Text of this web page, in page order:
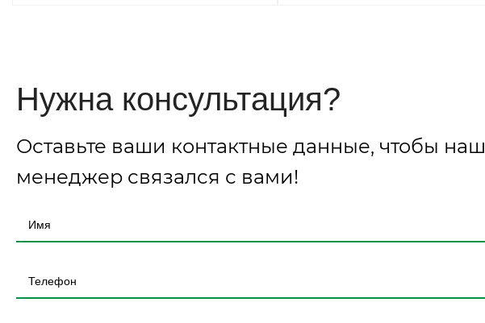
Нужна консультация?
Оставьте ваши контактные данные, чтобы наш
менеджер связался с вами!